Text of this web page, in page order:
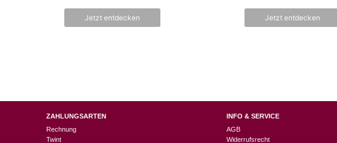
Jetzt entdecken
5
Jetzt entdecken
ZAHLUNGSARTEN
Rechnung
Twint
INFO & SERVICE
AGB
Widerrufsrecht